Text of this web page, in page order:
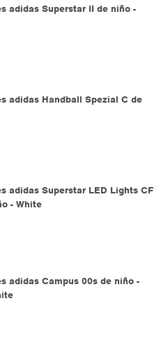
adidas Superstar II de niño -
adidas Handball Spezial C de
adidas Superstar LED Lights CF
- White
adidas Campus 00s de niño -